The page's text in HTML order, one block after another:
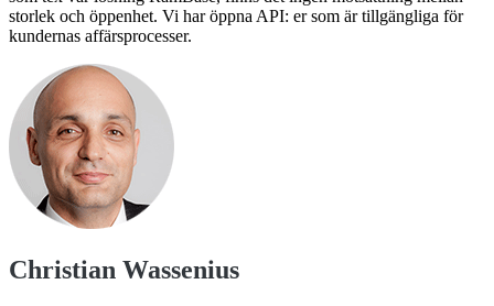
storlek och öppenhet. Vi har öppna API: er som är tillgängliga för
kundernas affärsprocesser.
Christian Wassenius